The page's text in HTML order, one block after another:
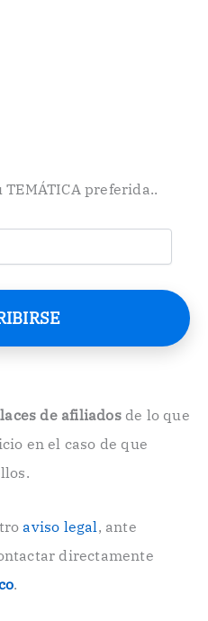
TEMÁTICA preferida..
de afiliadosde lo que
en el caso de que
aviso legal , ante
directamente
.